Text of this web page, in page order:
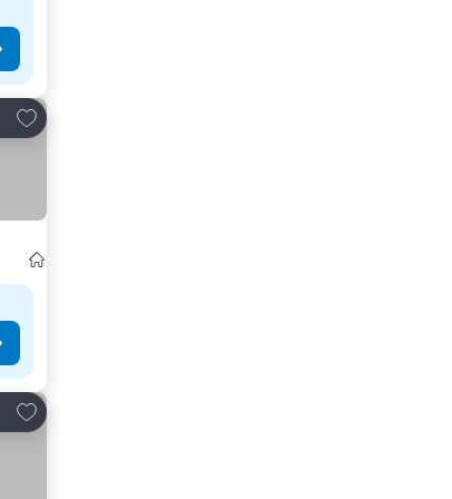
放到收藏夾
放到收藏夾